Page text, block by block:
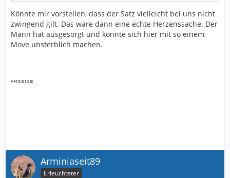
Könnte mir vorstellen, dass der Satz vielleicht bei uns nicht
zwingend gilt. Das wäre dann eine echte Herzenssache. Der
Mann hat ausgesorgt und könnte sich hier mit so einem
Move unsterblich machen.
Arminiaseit89
Erleuchteter